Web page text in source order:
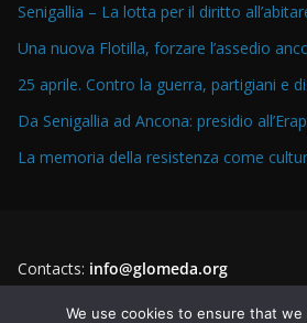
Senigallia – La lotta per il diritto
Una nuova Flotilla, forzare l’assedio
25 aprile. Contro la guerra, partigiani e
Da Senigallia ad Ancona: presidio all’Erap
La memoria della resistenza come
Contacts: info@glomeda.org
Instagram
Facebook
YouTube
Twitter
We use cookies to ensure that